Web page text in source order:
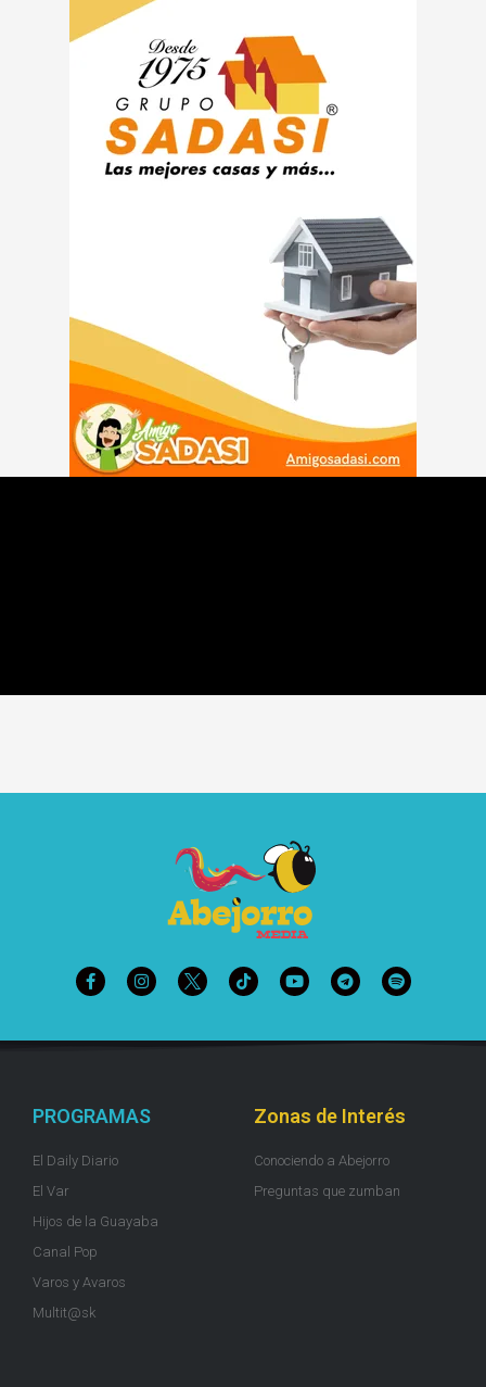
PROGRAMAS
El Daily Diario
El Var
Hijos de la Guayaba
Canal Pop
Varos y Avaros
Multit@sk
Zonas de Interés
Conociendo a Abejorro
Preguntas que zumban